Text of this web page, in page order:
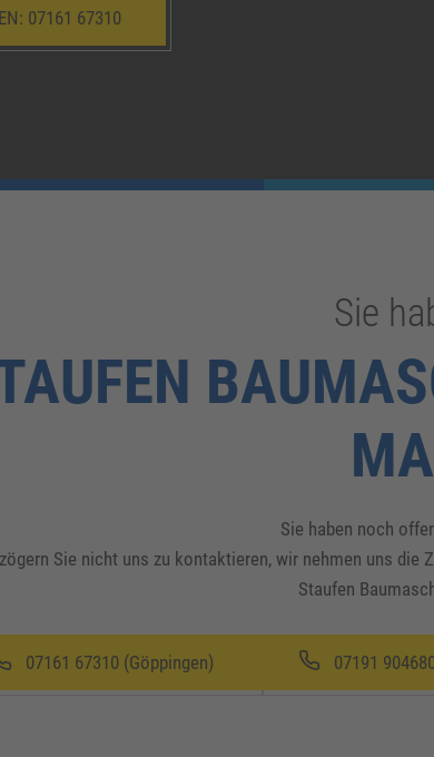
07161 67310
Sie
Sie haben noch
Sie nicht uns zu kontaktieren, wir nehmen uns
Staufen
07161 67310 (Göppingen) 07191